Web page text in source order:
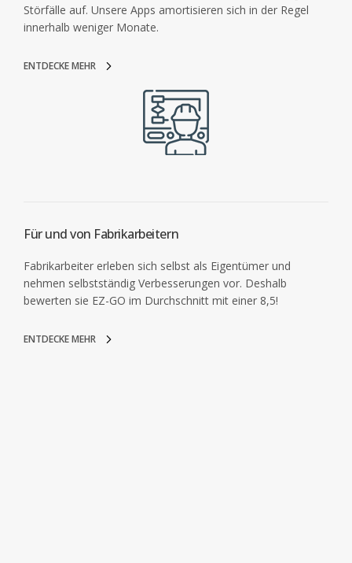
Störfälle auf. Unsere Apps amortisieren sich in der Regel
innerhalb weniger Monate.
ENTDECKE MEHR
Für und von Fabrikarbeitern
Fabrikarbeiter erleben sich selbst als Eigentümer und
nehmen selbstständig Verbesserungen vor. Deshalb
bewerten sie EZ-GO im Durchschnitt mit einer 8,5!
ENTDECKE MEHR